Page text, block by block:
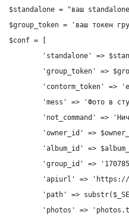
$standalone = "ваш
$group_token = 'ваш токен
$conf = [